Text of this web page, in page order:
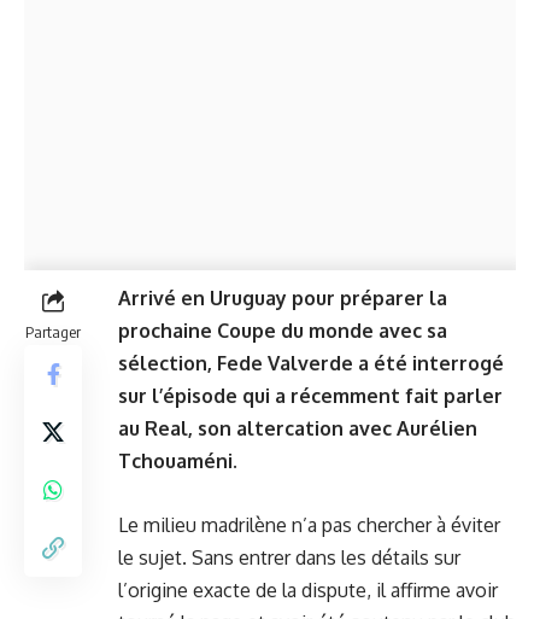
Partager
Arrivé en Uruguay pour préparer la
prochaine Coupe du monde avec sa
sélection, Fede Valverde a été interrogé
sur l’épisode qui a récemment fait parler
au Real, son altercation avec Aurélien
Tchouaméni.
Le milieu madrilène n’a pas chercher à éviter
le sujet. Sans entrer dans les détails sur
l’origine exacte de la dispute, il affirme avoir